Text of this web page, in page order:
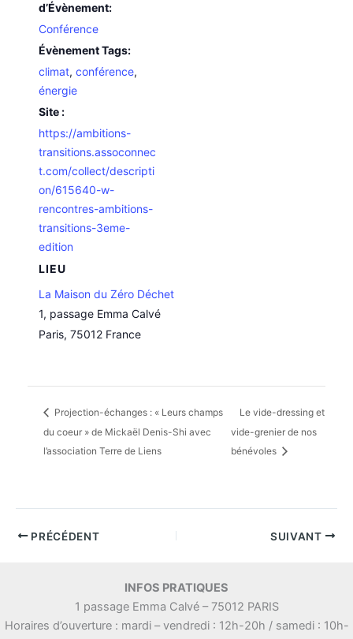
d’Évènement:
Conférence
Évènement Tags:
climat,conférence,
énergie
Site :
https://ambitions-
transitions.assoconnec
t.com/collect/descripti
on/615640-w-
rencontres-ambitions-
transitions-3eme-
edition
LIEU
La Maison du Zéro Déchet
1, passage Emma Calvé
Paris, 75012 France
Projection-échanges : « Leurs champs
du coeur » de Mickaël Denis-Shi avec
l’association Terre de Liens
Le vide-dressing et
vide-grenier de nos
bénévoles
PRÉCÉDENT SUIVANT
INFOS PRATIQUES
1 passage Emma Calvé – 75012 PARIS
Horaires d’ouverture : mardi – vendredi : 12h-20h / samedi : 10h-